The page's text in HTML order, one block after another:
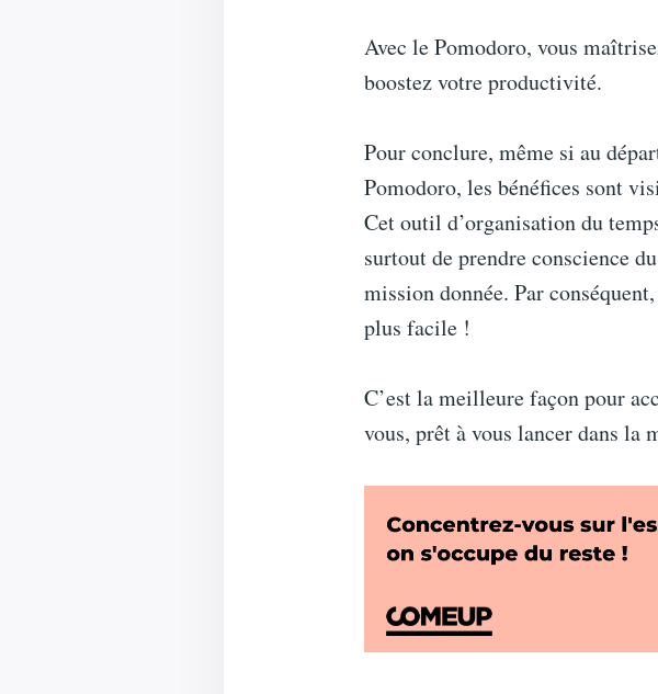
Avec le Pomodoro, vous
boostez votre productivité.
Pour conclure, même si au
Pomodoro, les bénéfices sont
Cet outil d’organisation du
surtout de prendre conscience
mission donnée. Par
plus facile !
C’est la meilleure façon pour
vous, prêt à vous lancer dans la